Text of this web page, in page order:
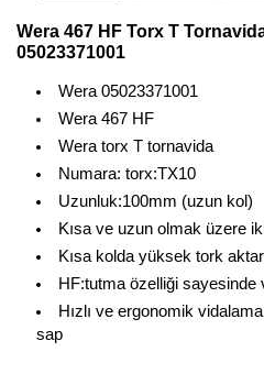
Wera 467 HF Torx T
05023371001
Wera 05023371001
Wera 467 HF
Wera torx T tornavida
Numara: torx:TX10
Uzunluk:100mm (uzun kol)
Kısa ve uzun olmak üzere
Kısa kolda yüksek tork
HF:tutma özelliği sayesinde
Hızlı ve ergonomik
sap